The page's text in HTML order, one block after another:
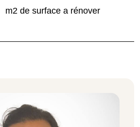
m2 de surface a rénover